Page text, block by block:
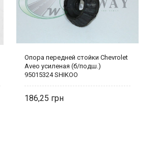
Опора передней стойки Chevrolet
Aveo усиленая (б/подш.)
95015324 SHIKOO
186,25